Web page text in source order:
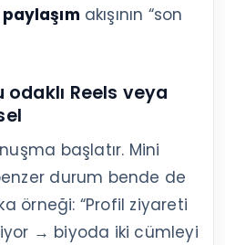
akışının “son
Reels veya
başlatır. Mini
durum bende de
örneği: “Profil ziyareti
→ biyoda iki cümleyi